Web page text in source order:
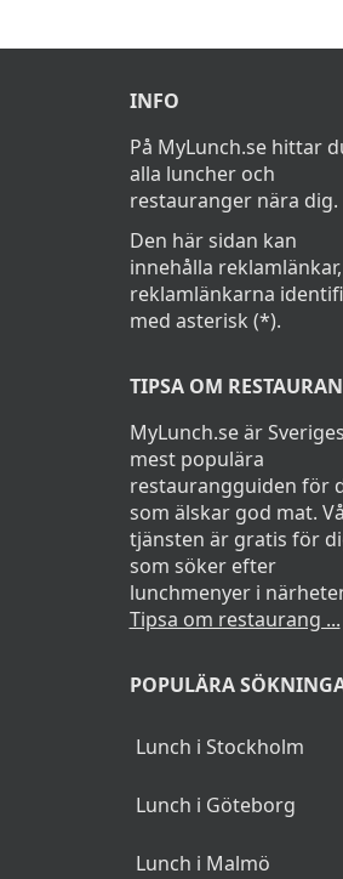
INFO
På MyLunch.se hittar
alla luncher och
restauranger nära dig.
Den här sidan kan
innehålla reklamlänkar,
reklamlänkarna
med asterisk (*).
TIPSA OM
MyLunch.se är Sveriges
mest populära
restaurangguiden för
som älskar god mat.
tjänsten är gratis för
som söker efter
lunchmenyer i
Tipsa om restaurang ...
POPULÄRA
Lunch i Stockholm
Lunch i Göteborg
Lunch i Malmö